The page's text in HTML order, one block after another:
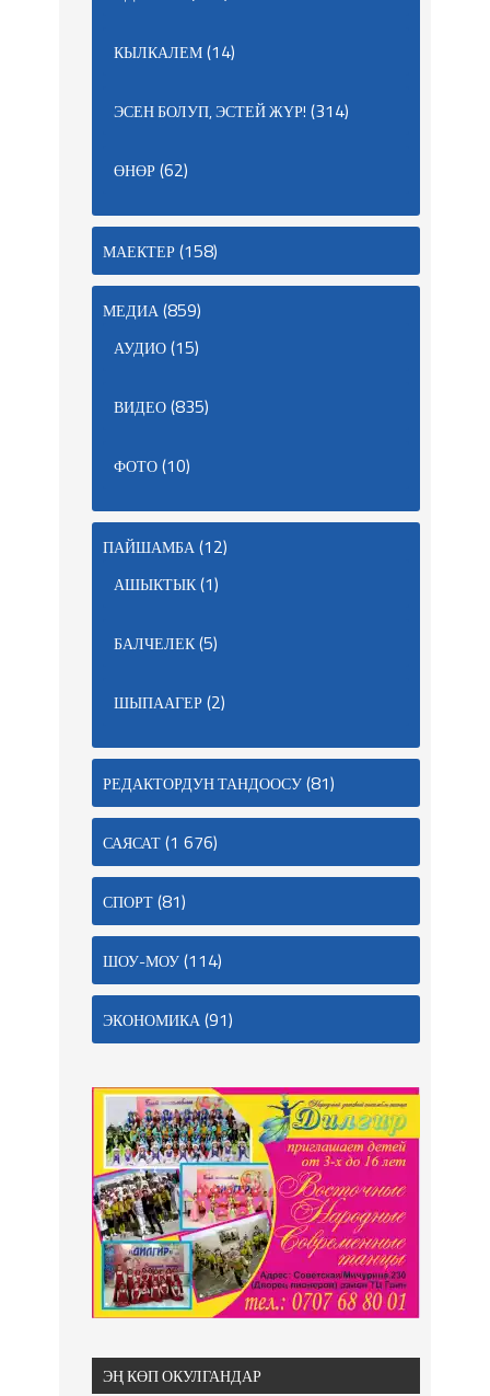
КЫЛКАЛЕМ(14)
ЭСЕН БОЛУП, ЭСТЕЙ ЖҮР! (314)
ӨНӨР(62)
МАЕКТЕР(158)
МЕДИА(859)
АУДИО(15)
ВИДЕО(835)
ФОТО(10)
ПАЙШАМБА(12)
АШЫКТЫК(1)
БАЛЧЕЛЕК(5)
ШЫПААГЕР(2)
РЕДАКТОРДУН ТАНДООСУ(81)
САЯСАТ(1 676)
СПОРТ(81)
ШОУ-МОУ(114)
ЭКОНОМИКА(91)
ЭҢ КӨП ОКУЛГАНДАР